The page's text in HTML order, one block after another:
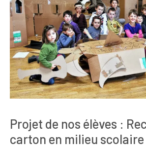
Projet de nos élèves :
carton en milieu scolaire